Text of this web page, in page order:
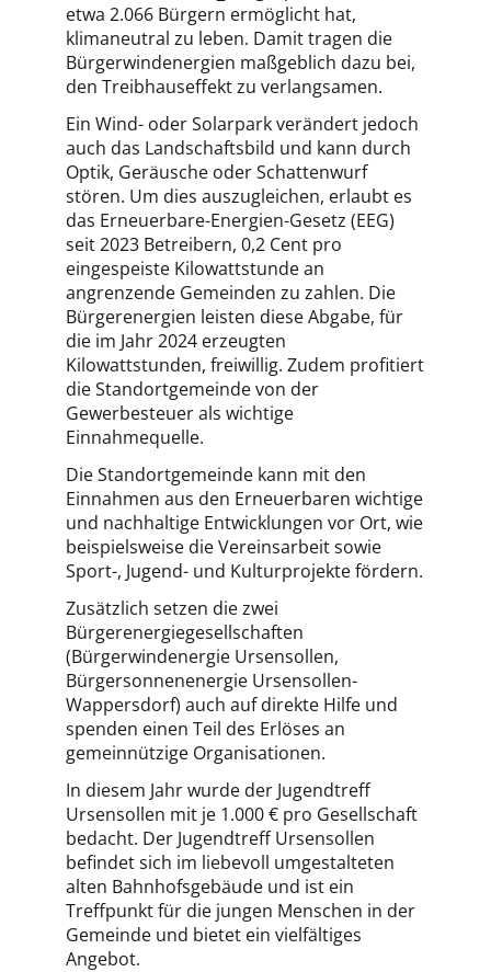
etwa 2.066 Bürgern ermöglicht hat,
klimaneutral zu leben. Damit tragen die
Bürgerwindenergien maßgeblich dazu bei,
den Treibhauseffekt zu verlangsamen.
Ein Wind- oder Solarpark verändert jedoch
auch das Landschaftsbild und kann durch
Optik, Geräusche oder Schattenwurf
stören. Um dies auszugleichen, erlaubt es
das Erneuerbare-Energien-Gesetz (EEG)
seit 2023 Betreibern, 0,2 Cent pro
eingespeiste Kilowattstunde an
angrenzende Gemeinden zu zahlen. Die
Bürgerenergien leisten diese Abgabe, für
die im Jahr 2024 erzeugten
Kilowattstunden, freiwillig. Zudem profitiert
die Standortgemeinde von der
Gewerbesteuer als wichtige
Einnahmequelle.
Die Standortgemeinde kann mit den
Einnahmen aus den Erneuerbaren wichtige
und nachhaltige Entwicklungen vor Ort, wie
beispielsweise die Vereinsarbeit sowie
Sport-, Jugend- und Kulturprojekte fördern.
Zusätzlich setzen die zwei
Bürgerenergiegesellschaften
(Bürgerwindenergie Ursensollen,
Bürgersonnenenergie Ursensollen-
Wappersdorf) auch auf direkte Hilfe und
spenden einen Teil des Erlöses an
gemeinnützige Organisationen.
In diesem Jahr wurde der Jugendtreff
Ursensollen mit je 1.000 € pro Gesellschaft
bedacht. Der Jugendtreff Ursensollen
befindet sich im liebevoll umgestalteten
alten Bahnhofsgebäude und ist ein
Treffpunkt für die jungen Menschen in der
Gemeinde und bietet ein vielfältiges
Angebot.